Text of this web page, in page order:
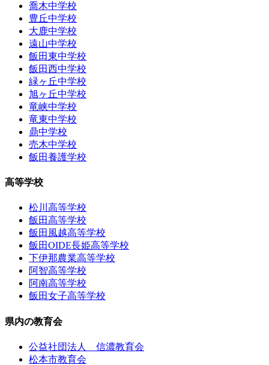
喬木中学校
豊丘中学校
大鹿中学校
遠山中学校
飯田東中学校
飯田西中学校
緑ヶ丘中学校
旭ヶ丘中学校
竜峡中学校
竜東中学校
鼎中学校
売木中学校
飯田養護学校
高等学校
松川高等学校
飯田高等学校
飯田風越高等学校
飯田OIDE長姫高等学校
下伊那農業高等学校
阿智高等学校
阿南高等学校
飯田女子高等学校
県内の教育会
公益社団法人 信濃教育会
松本市教育会